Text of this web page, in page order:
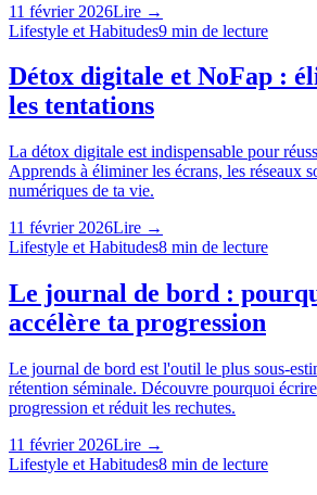
11 février 2026Lire →
Lifestyle et Habitudes9 min de lecture
Détox digitale et NoFap :
les tentations
La détox digitale est indispensable pour
Apprends à éliminer les écrans, les réseaux
numériques de ta vie.
11 février 2026Lire →
Lifestyle et Habitudes8 min de lecture
Le journal de bord :
accélère ta progression
Le journal de bord est l'outil le plus sous-
rétention séminale. Découvre pourquoi
progression et réduit les rechutes.
11 février 2026Lire →
Lifestyle et Habitudes8 min de lecture